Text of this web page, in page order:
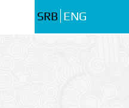
SRB ENG